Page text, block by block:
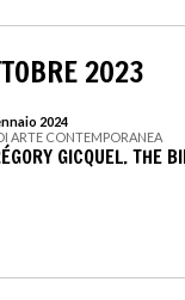
2023
2024
ARTE CONTEMPORANEA
GICQUEL. THE